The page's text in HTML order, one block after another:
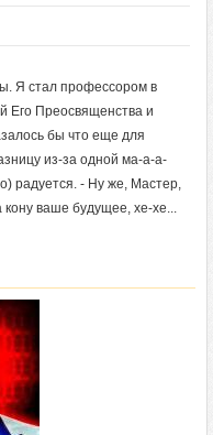
Я стал профессором в
Его Преосвященства и
бы что еще для
из-за одной ма-а-а-
радуется. - Ну же, Мастер,
кону ваше будущее, хе-хе...